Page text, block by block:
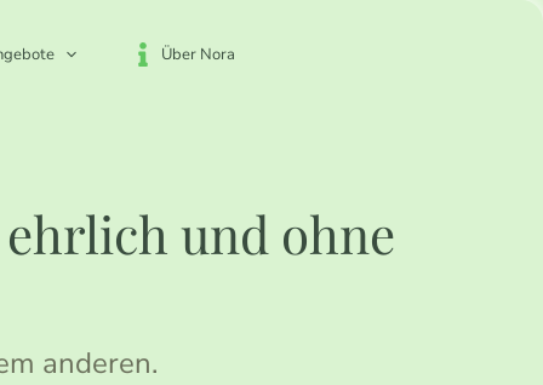
Über Nora
und ohne
anderen.